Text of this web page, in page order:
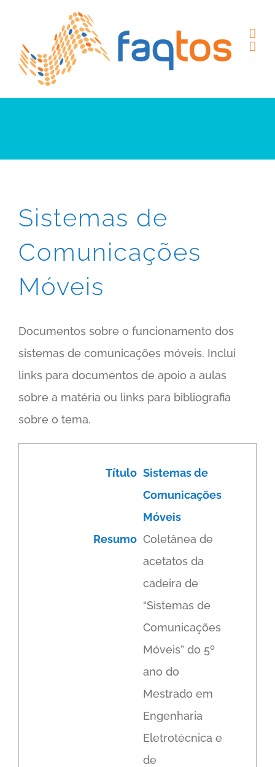
content
Sistemas de
Comunicações
Móveis
Documentos sobre o funcionamento dos
sistemas de comunicações móveis. Inclui
links para documentos de apoio a aulas
sobre a matéria ou links para bibliografia
sobre o tema.
Título Sistemas de
Comunicações
Móveis
Resumo Coletânea de
acetatos da
cadeira de
“Sistemas de
Comunicações
Móveis” do 5º
ano do
Mestrado em
Engenharia
Eletrotécnica e
de